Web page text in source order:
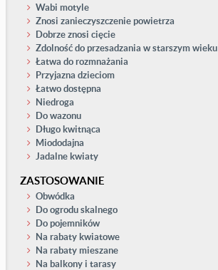
Wabi motyle
Znosi zanieczyszczenie powietrza
Dobrze znosi cięcie
Zdolność do przesadzania w starszym wieku
Łatwa do rozmnażania
Przyjazna dzieciom
Łatwo dostępna
Niedroga
Do wazonu
Długo kwitnąca
Miododajna
Jadalne kwiaty
ZASTOSOWANIE
Obwódka
Do ogrodu skalnego
Do pojemników
Na rabaty kwiatowe
Na rabaty mieszane
Na balkony i tarasy